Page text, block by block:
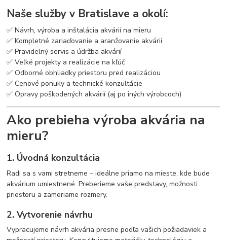
Naše služby v Bratislave a okolí:
✅ Návrh, výroba a inštalácia akvárií na mieru
✅ Kompletné zariaďovanie a aranžovanie akvárií
✅ Pravidelný servis a údržba akvárií
✅ Veľké projekty a realizácie na kľúč
✅ Odborné obhliadky priestoru pred realizáciou
✅ Cenové ponuky a technické konzultácie
✅ Opravy poškodených akvárií (aj po iných výrobcoch)
Ako prebieha výroba akvária na
mieru?
1. Úvodná konzultácia
Radi sa s vami stretneme – ideálne priamo na mieste, kde bude
akvárium umiestnené. Preberieme vaše predstavy, možnosti
priestoru a zameriame rozmery.
2. Vytvorenie návrhu
Vypracujeme návrh akvária presne podľa vašich požiadaviek a